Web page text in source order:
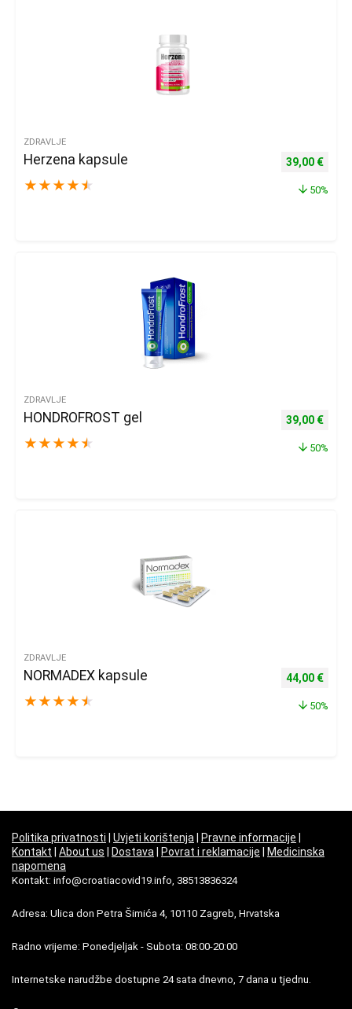
ZDRAVLJE
Herzena kapsule
★ ★ ★ ★ ★
Izvorna
39,00 €
50%
ZDRAVLJE
HONDROFROST gel
★ ★ ★ ★ ★
Izvorna
39,00 €
50%
ZDRAVLJE
NORMADEX kapsule
★ ★ ★ ★ ★
Izvorna
44,00 €
50%
Politika privatnosti | Uvjeti korištenja | Pravne informacije |
Kontakt | About us | Dostava | Povrat i reklamacije | Medicinska
napomena
Kontakt: info@croatiacovid19.info, 38513836324
Adresa: Ulica don Petra Šimića 4, 10110 Zagreb, Hrvatska
Radno vrijeme: Ponedjeljak - Subota: 08:00-20:00
Internetske narudžbe dostupne 24 sata dnevno, 7 dana u tjednu.